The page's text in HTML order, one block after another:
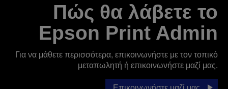
Πώς θα λάβετε το
Epson Print Admin
Για να μάθετε περισσότερα, επικοινωνήστε με τον τοπικό
μεταπωλητή ή επικοινωνήστε μαζί μας.